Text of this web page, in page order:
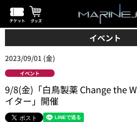
イベント
2023/09/01 (金)
イベント
9/8(金)「白鳥製薬 Change the
イター」開催